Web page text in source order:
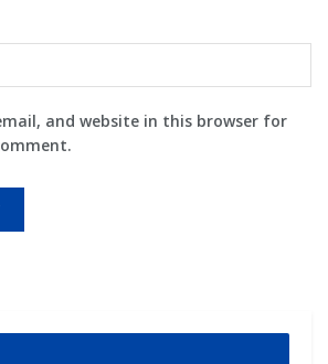
and website in this browser for